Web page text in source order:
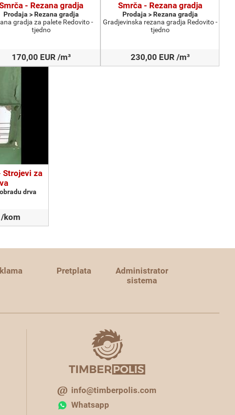
- Rezana gradja
Prodaja > Rezana gradja
gradja za palete Redovito -
tjedno
170,00 EUR /m³
Smrča - Rezana gradja
Prodaja > Rezana gradja
Gradjevinska rezana gradja Redovito -
tjedno
230,00 EUR /m³
Strojevi za
drva
/kom
Pretplata
Administrator
sistema
info@timberpolis.com
Whatsapp